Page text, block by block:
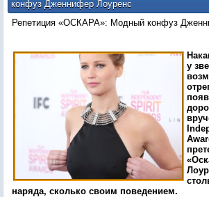
конфуз Дженнифер Лоуренс
Репетиция «ОСКАРА»: Модный конфуз
у
наряда, сколько своим поведением.